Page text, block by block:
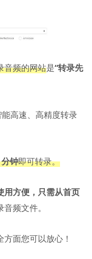
音频的网站是“转录先
高速、高精度转录
钟即可转录。
用方便，只需从首页
频文件。
方面您可以放心！